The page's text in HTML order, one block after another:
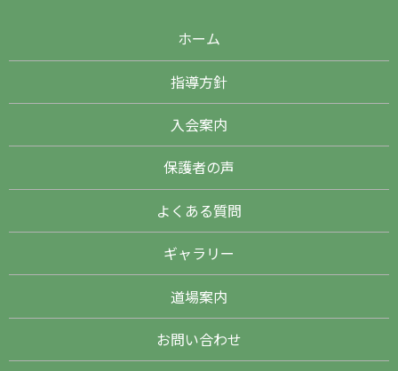
ホーム
指導方針
入会案内
保護者の声
よくある質問
ギャラリー
道場案内
お問い合わせ